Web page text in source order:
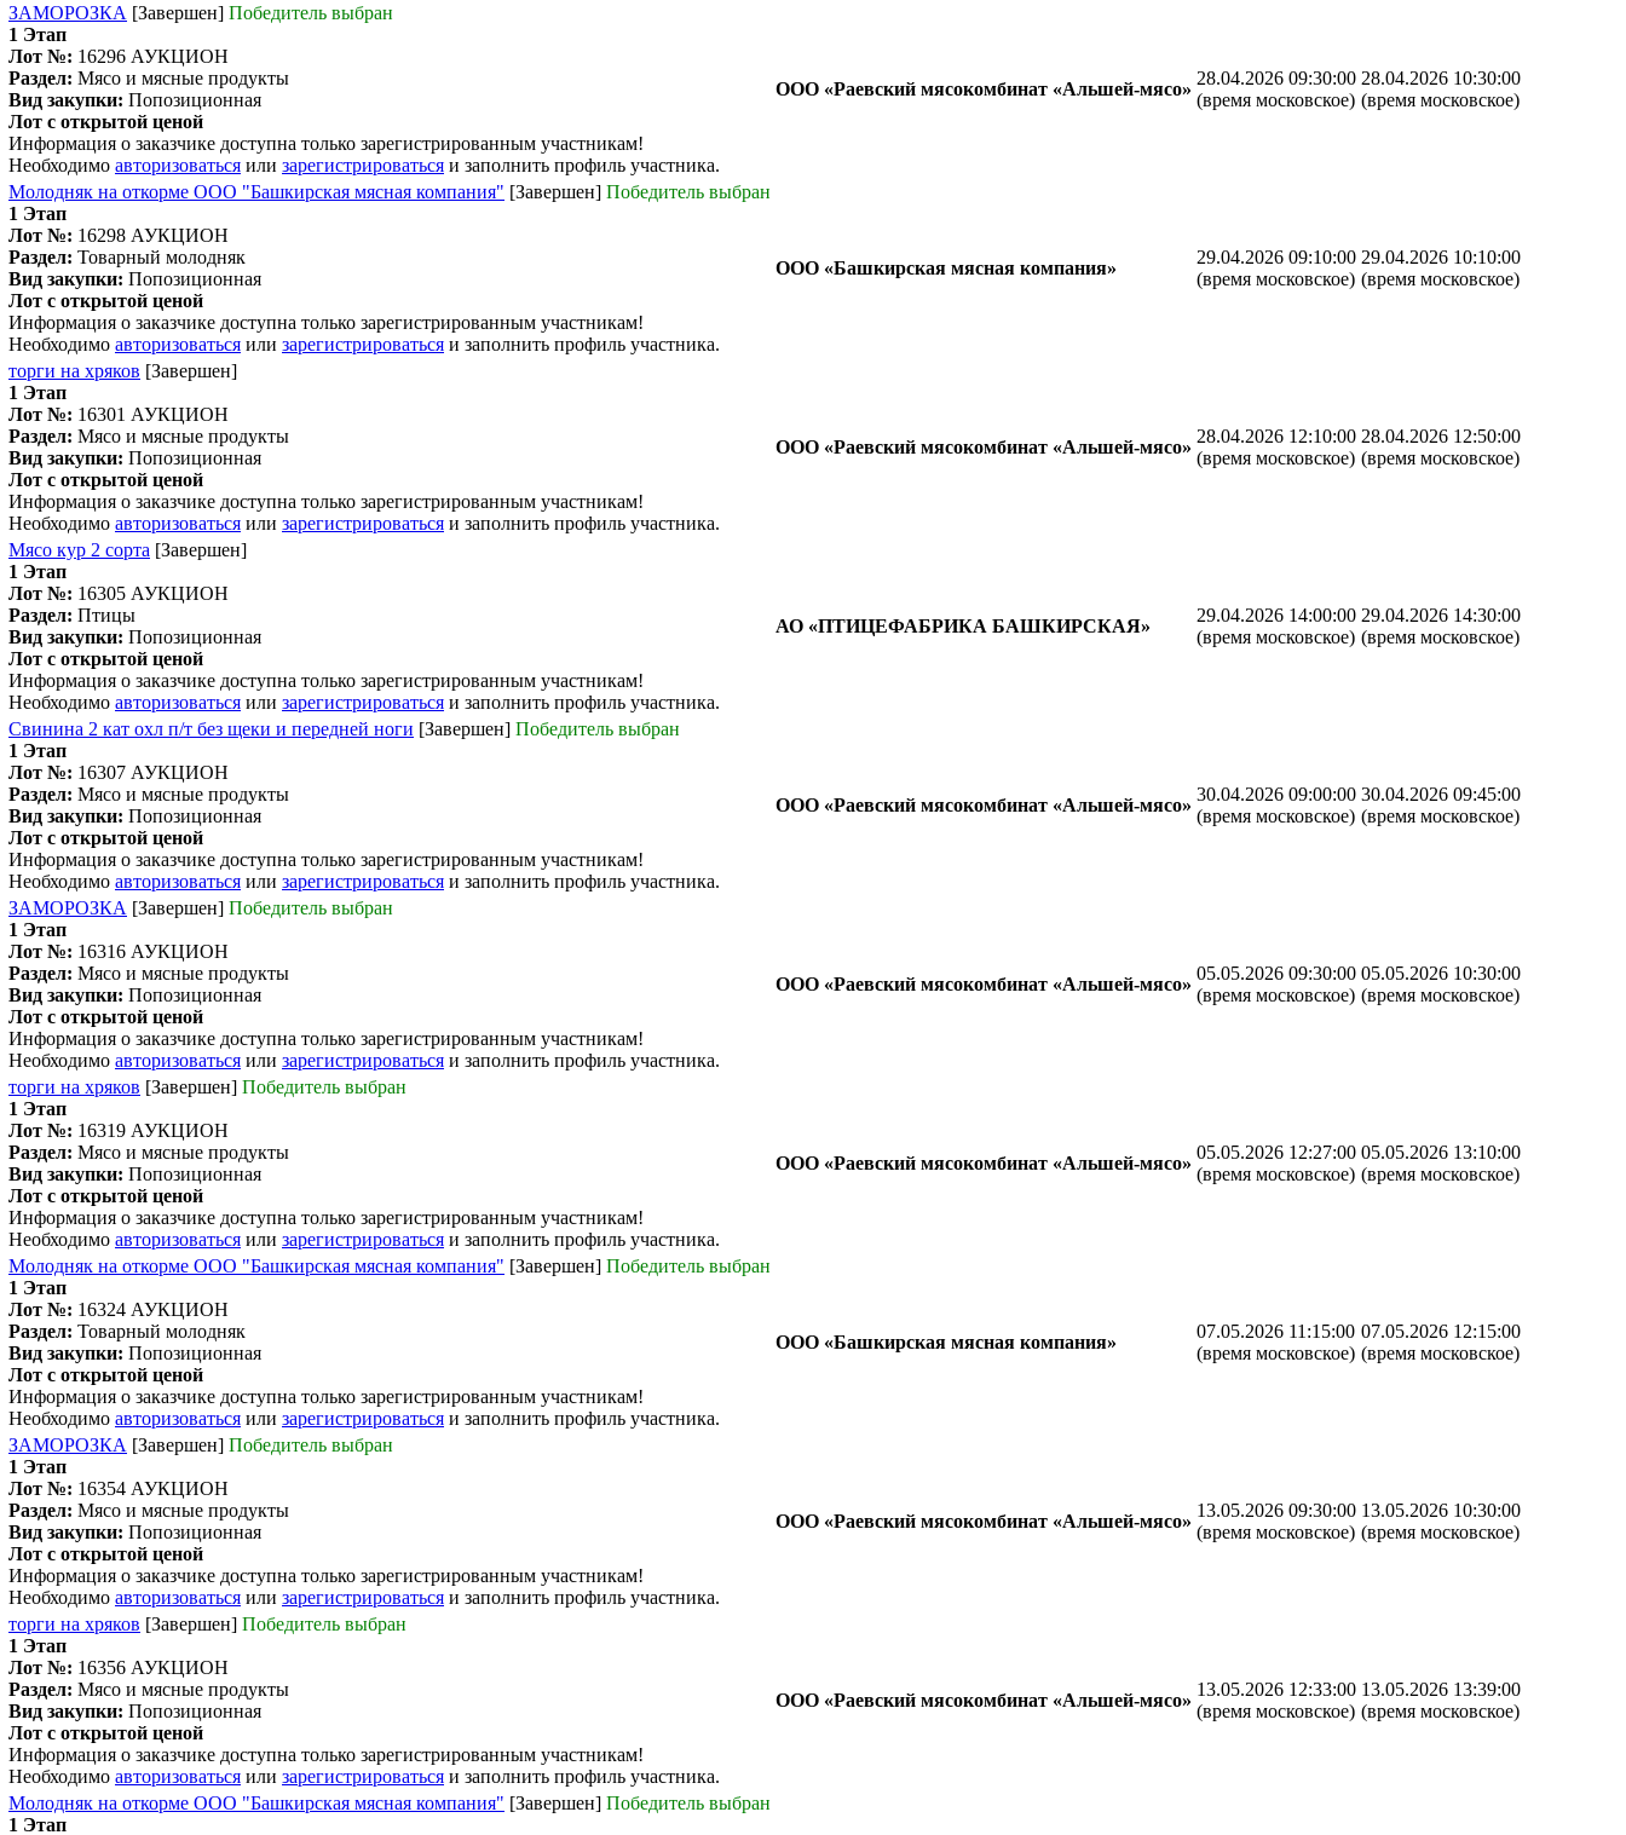
ЗАМОРОЗКА [Завершен] Победитель выбран
1 Этап
Лот №: 16296 АУКЦИОН
Раздел: Мясо и мясные продукты
Вид закупки: Попозиционная
Лот с открытой ценой
Информация о заказчике доступна только зарегистрированным участникам!
Необходимо авторизоваться или зарегистрироваться и заполнить профиль участника.
ООО «Раевский мясокомбинат «Альшей-мясо»
28.04.2026 09:30:00
(время московское)
28.04.2026 10:30:00
(время московское)
Молодняк на откорме ООО "Башкирская мясная компания" [Завершен] Победитель выбран
1 Этап
Лот №: 16298 АУКЦИОН
Раздел: Товарный молодняк
Вид закупки: Попозиционная
Лот с открытой ценой
Информация о заказчике доступна только зарегистрированным участникам!
Необходимо авторизоваться или зарегистрироваться и заполнить профиль участника.
ООО «Башкирская мясная компания»
29.04.2026 09:10:00
(время московское)
29.04.2026 10:10:00
(время московское)
торги на хряков [Завершен]
1 Этап
Лот №: 16301 АУКЦИОН
Раздел: Мясо и мясные продукты
Вид закупки: Попозиционная
Лот с открытой ценой
Информация о заказчике доступна только зарегистрированным участникам!
Необходимо авторизоваться или зарегистрироваться и заполнить профиль участника.
ООО «Раевский мясокомбинат «Альшей-мясо»
28.04.2026 12:10:00
(время московское)
28.04.2026 12:50:00
(время московское)
Мясо кур 2 сорта [Завершен]
1 Этап
Лот №: 16305 АУКЦИОН
Раздел: Птицы
Вид закупки: Попозиционная
Лот с открытой ценой
Информация о заказчике доступна только зарегистрированным участникам!
Необходимо авторизоваться или зарегистрироваться и заполнить профиль участника.
АО «ПТИЦЕФАБРИКА БАШКИРСКАЯ»
29.04.2026 14:00:00
(время московское)
29.04.2026 14:30:00
(время московское)
Свинина 2 кат охл п/т без щеки и передней ноги [Завершен] Победитель выбран
1 Этап
Лот №: 16307 АУКЦИОН
Раздел: Мясо и мясные продукты
Вид закупки: Попозиционная
Лот с открытой ценой
Информация о заказчике доступна только зарегистрированным участникам!
Необходимо авторизоваться или зарегистрироваться и заполнить профиль участника.
ООО «Раевский мясокомбинат «Альшей-мясо»
30.04.2026 09:00:00
(время московское)
30.04.2026 09:45:00
(время московское)
ЗАМОРОЗКА [Завершен] Победитель выбран
1 Этап
Лот №: 16316 АУКЦИОН
Раздел: Мясо и мясные продукты
Вид закупки: Попозиционная
Лот с открытой ценой
Информация о заказчике доступна только зарегистрированным участникам!
Необходимо авторизоваться или зарегистрироваться и заполнить профиль участника.
ООО «Раевский мясокомбинат «Альшей-мясо»
05.05.2026 09:30:00
(время московское)
05.05.2026 10:30:00
(время московское)
торги на хряков [Завершен] Победитель выбран
1 Этап
Лот №: 16319 АУКЦИОН
Раздел: Мясо и мясные продукты
Вид закупки: Попозиционная
Лот с открытой ценой
Информация о заказчике доступна только зарегистрированным участникам!
Необходимо авторизоваться или зарегистрироваться и заполнить профиль участника.
ООО «Раевский мясокомбинат «Альшей-мясо»
05.05.2026 12:27:00
(время московское)
05.05.2026 13:10:00
(время московское)
Молодняк на откорме ООО "Башкирская мясная компания" [Завершен] Победитель выбран
1 Этап
Лот №: 16324 АУКЦИОН
Раздел: Товарный молодняк
Вид закупки: Попозиционная
Лот с открытой ценой
Информация о заказчике доступна только зарегистрированным участникам!
Необходимо авторизоваться или зарегистрироваться и заполнить профиль участника.
ООО «Башкирская мясная компания»
07.05.2026 11:15:00
(время московское)
07.05.2026 12:15:00
(время московское)
ЗАМОРОЗКА [Завершен] Победитель выбран
1 Этап
Лот №: 16354 АУКЦИОН
Раздел: Мясо и мясные продукты
Вид закупки: Попозиционная
Лот с открытой ценой
Информация о заказчике доступна только зарегистрированным участникам!
Необходимо авторизоваться или зарегистрироваться и заполнить профиль участника.
ООО «Раевский мясокомбинат «Альшей-мясо»
13.05.2026 09:30:00
(время московское)
13.05.2026 10:30:00
(время московское)
торги на хряков [Завершен] Победитель выбран
1 Этап
Лот №: 16356 АУКЦИОН
Раздел: Мясо и мясные продукты
Вид закупки: Попозиционная
Лот с открытой ценой
Информация о заказчике доступна только зарегистрированным участникам!
Необходимо авторизоваться или зарегистрироваться и заполнить профиль участника.
ООО «Раевский мясокомбинат «Альшей-мясо»
13.05.2026 12:33:00
(время московское)
13.05.2026 13:39:00
(время московское)
Молодняк на откорме ООО "Башкирская мясная компания" [Завершен] Победитель выбран
1 Этап